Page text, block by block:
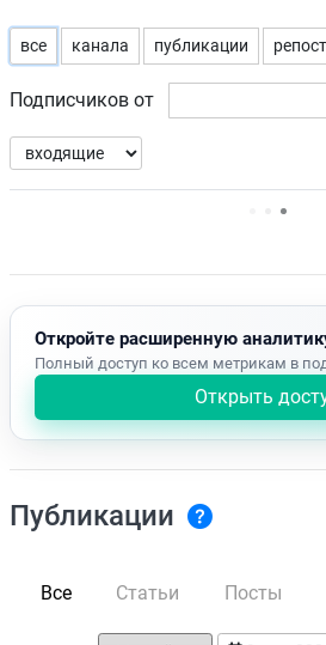
все канала публикации репост
Подписчиков от
Нет доступных
Откройте расширенную
Полный доступ ко всем метрикам в
Открыть
Публикации
Все Статьи Посты